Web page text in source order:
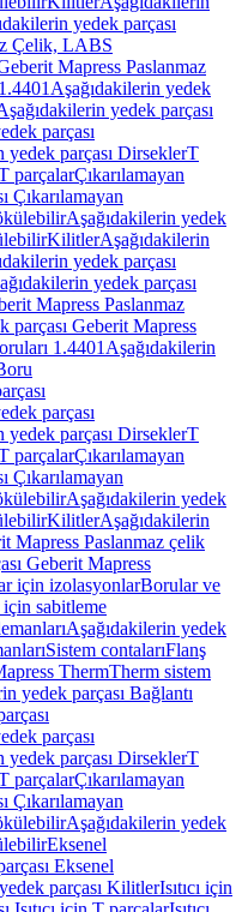
yedek parçası
Çelik, LABS
Mapress Paslanmaz
Aşağıdakilerin yedek
yedek parçası
parçası
yedek parçası DirseklerT
parçalarÇıkarılamayan
Çıkarılamayan
Aşağıdakilerin yedek
KilitlerAşağıdakilerin
yedek parçası
yedek parçası
Mapress Paslanmaz
parçası Geberit Mapress
1.4401 Aşağıdakilerin
parçası
yedek parçası DirseklerT
parçalarÇıkarılamayan
Çıkarılamayan
Aşağıdakilerin yedek
KilitlerAşağıdakilerin
Mapress Paslanmaz çelik
Geberit Mapress
için izolasyonlarBorular ve
sabitleme
Aşağıdakilerin yedek
Sistem contalarıFlanş
ThermTherm sistem
yedek parçası Bağlantı
parçası
yedek parçası DirseklerT
parçalarÇıkarılamayan
Çıkarılamayan
Aşağıdakilerin yedek
Eksenel
Eksenel
parçası KilitlerIsıtıcı için